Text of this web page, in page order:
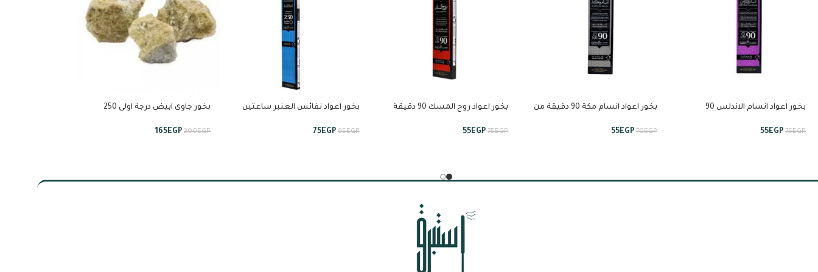
بخور اعواد انسام الاندلس 90
75EGP
55EGP
بخور اعواد انسام مكة 90 دقيقة من
70EGP
55EGP
بخور اعواد روح المسك 90 دقيقة
75EGP
55EGP
بخور اعواد نفائس العنبر ساعتين
95EGP
75EGP
بخور جاوى ابيض درجة اولى 250
200EGP
165EGP